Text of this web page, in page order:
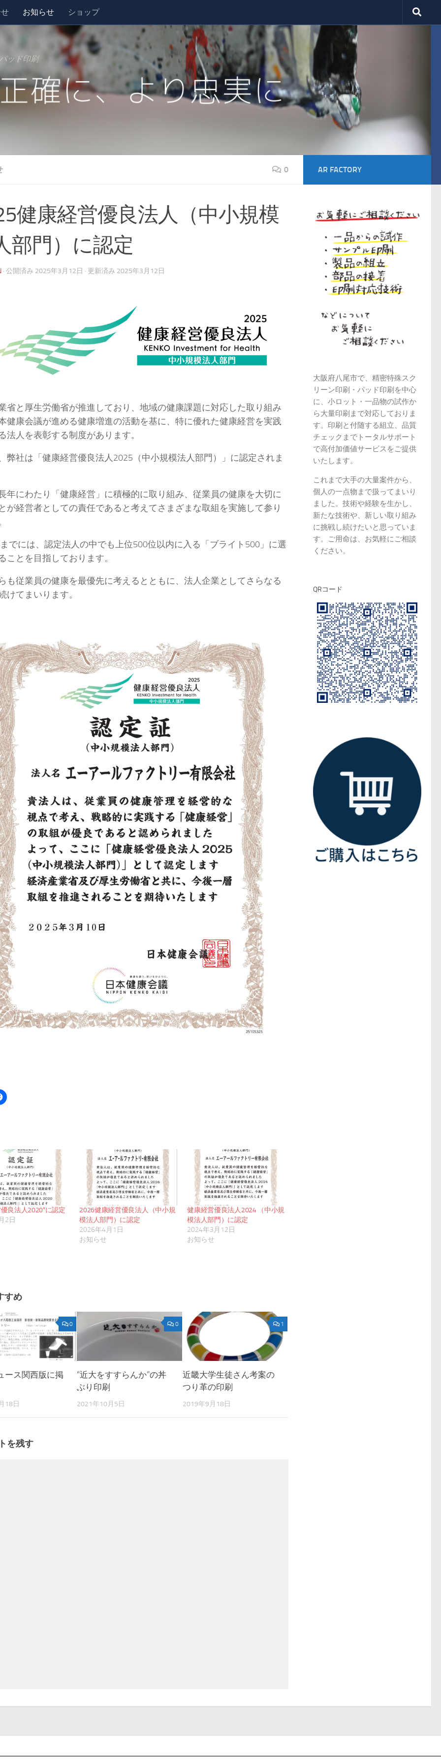
お知らせ ショップ
ッド印刷
0
健康経営優良法人（中小規模
部門）に認定
· 公開済み 2025年3月12日 · 更新済み 2025年3月12日
省と厚生労働省が推進しており、地域の健康課題に対応した取り組み
健康会議が進める健康増進の活動を基に、特に優れた健康経営を実践
法人を表彰する制度があります。
弊社は「健康経営優良法人2025（中小規模法人部門）」に認定されま
年にわたり「健康経営」に積極的に取り組み、従業員の健康を大切に
が経営者としての責任であると考えてさまざまな取組を実施して参り
でには、認定法人の中でも上位500位以内に入る「ブライト500」に選
ことを目指しております。
も従業員の健康を最優先に考えるとともに、法人企業としてさらなる
けてまいります。
良法人2020″に認定
2日
2026健康経営優良法人（中小規
模法人部門）に認定
2026年4月1日
お知らせ
健康経営優良法人2024 （中小規
模法人部門）に認定
2024年3月12日
お知らせ
すめ
0
ース関西版に掲
18日
0
“近大をすすらんか”の丼
ぶり印刷
2021年10月5日
1
近畿大学生徒さん考案の
つり革の印刷
2019年9月18日
を残す
AR FACTORY
大阪府八尾市で、精密特殊スク
リーン印刷・パッド印刷を中心
に、小ロット・一品物の試作か
ら大量印刷まで対応しておりま
す。印刷と付随する組立、品質
チェックまでトータルサポート
で高付加価値サービスをご提供
いたします。
これまで大手の大量案件から、
個人の一点物まで扱ってまいり
ました。技術や経験を生かし、
新たな技術や、新しい取り組み
に挑戦し続けたいと思っていま
す。ご用命は、お気軽にご相談
ください。
QRコード